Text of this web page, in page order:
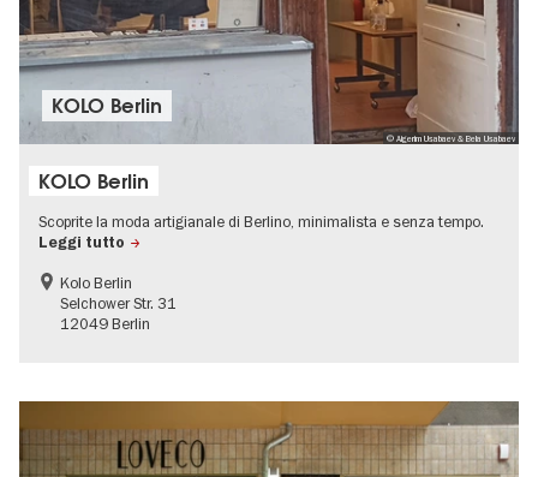
© Aigerim Usabaev & Bela Usabaev
KOLO Berlin
KOLO Berlin
Scoprite la moda artigianale di Berlino, minimalista e senza tempo.
Leggi tutto
Kolo Berlin
Selchower Str. 31
12049 Berlin